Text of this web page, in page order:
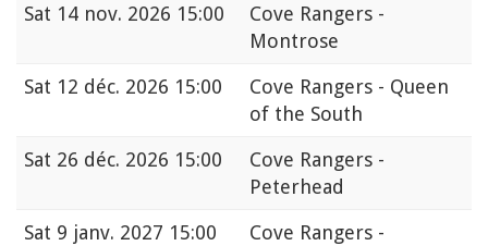
Sat 14 nov. 2026 15:00
Cove Rangers -
Montrose
Sat 12 déc. 2026 15:00
Cove Rangers - Queen
of the South
Sat 26 déc. 2026 15:00
Cove Rangers -
Peterhead
Sat 9 janv. 2027 15:00
Cove Rangers -